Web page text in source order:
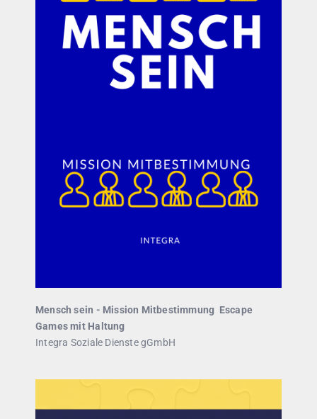
Mensch sein - Mission Mitbestimmung Escape
Games mit Haltung
Integra Soziale Dienste gGmbH